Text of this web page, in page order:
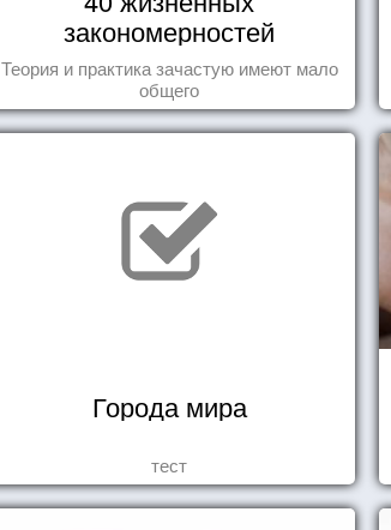
закономерностей
Теория и практика зачастую имеют мало
общего
Города мира
тест